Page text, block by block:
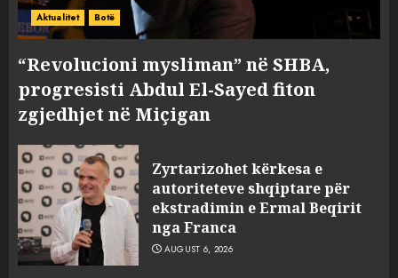
Aktualitet Botë
“Revolucioni mysliman” në SHBA,
progresisti Abdul El-Sayed fiton
zgjedhjet në Miçigan
Zyrtarizohet kërkesa e
autoriteteve shqiptare për
ekstradimin e Ermal Beqirit
nga Franca
AUGUST 6, 2026